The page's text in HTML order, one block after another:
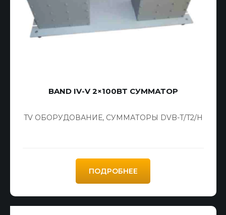
BAND IV-V 2×100ВТ СУММАТОР
TV ОБОРУДОВАНИЕ, СУММАТОРЫ DVB-T/T2/H
ПОДРОБНЕЕ